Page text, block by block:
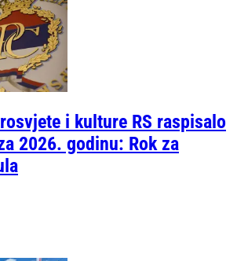
i kulture RS raspisalo
2026. godinu: Rok za